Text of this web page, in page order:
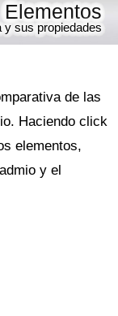
Elementos
y sus propiedades
de las
Haciendo click
elementos,
y el